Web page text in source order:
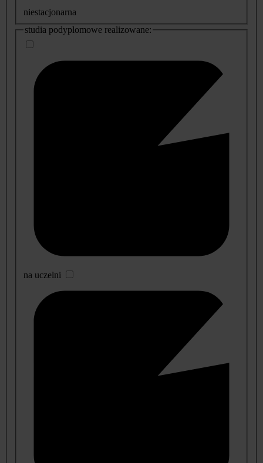
niestacjonarna
studia podyplomowe realizowane:
na uczelni